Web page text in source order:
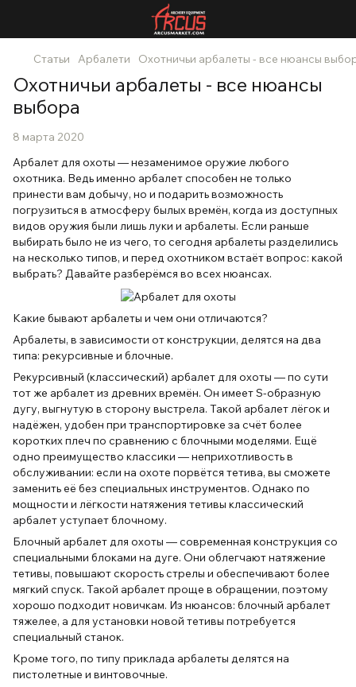
Статьи Арбалети Охотничьи арбалеты - все нюансы
Охотничьи арбалеты - все нюансы
выбора
8 марта 2020
Арбалет для охоты — незаменимое оружие любого
охотника. Ведь именно арбалет способен не только
принести вам добычу, но и подарить возможность
погрузиться в атмосферу былых времён, когда из доступных
видов оружия были лишь луки и арбалеты. Если раньше
выбирать было не из чего, то сегодня арбалеты разделились
на несколько типов, и перед охотником встаёт вопрос: какой
выбрать? Давайте разберёмся во всех нюансах.
Какие бывают арбалеты и чем они отличаются?
Арбалеты, в зависимости от конструкции, делятся на два
типа: рекурсивные и блочные.
Рекурсивный (классический) арбалет для охоты — по сути
тот же арбалет из древних времён. Он имеет S-образную
дугу, выгнутую в сторону выстрела. Такой арбалет лёгок и
надёжен, удобен при транспортировке за счёт более
коротких плеч по сравнению с блочными моделями. Ещё
одно преимущество классики — неприхотливость в
обслуживании: если на охоте порвётся тетива, вы сможете
заменить её без специальных инструментов. Однако по
мощности и лёгкости натяжения тетивы классический
арбалет уступает блочному.
Блочный арбалет для охоты — современная конструкция со
специальными блоками на дуге. Они облегчают натяжение
тетивы, повышают скорость стрелы и обеспечивают более
мягкий спуск. Такой арбалет проще в обращении, поэтому
хорошо подходит новичкам. Из нюансов: блочный арбалет
тяжелее, а для установки новой тетивы потребуется
специальный станок.
Кроме того, по типу приклада арбалеты делятся на
пистолетные и винтовочные.